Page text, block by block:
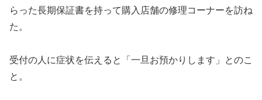
らった長期保証書を持って購入店舗の修理コーナーを訪ね
た。
受付の人に症状を伝えると「一旦お預かりします」とのこ
と。